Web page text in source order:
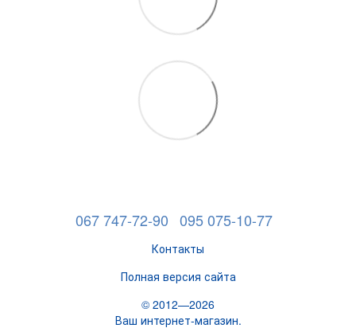
067 747-72-90 095 075-10-77
Контакты
Полная версия сайта
© 2012—2026
Ваш интернет-магазин.